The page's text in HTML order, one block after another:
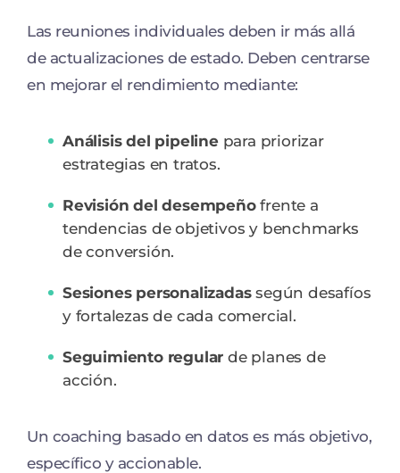
Las reuniones individuales deben ir más allá
de actualizaciones de estado. Deben centrarse
en mejorar el rendimiento mediante:
Análisis del pipelinepara priorizar
estrategias en tratos.
Revisión del desempeñofrente a
tendencias de objetivos y benchmarks
de conversión.
Sesiones personalizadassegún desafíos
y fortalezas de cada comercial.
Seguimiento regular de planes de
acción.
Un coaching basado en datos es más objetivo,
específico y accionable.